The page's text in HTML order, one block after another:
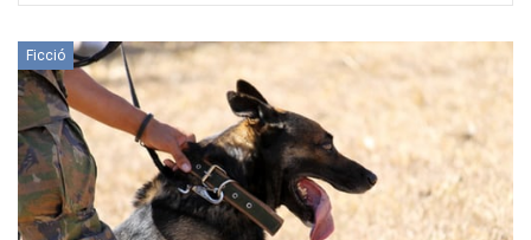
Ficció